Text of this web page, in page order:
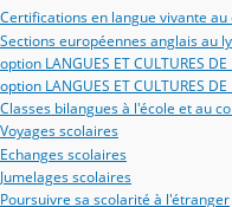
Certifications en langue vivante au
Sections européennes anglais au
option LANGUES ET CULTURES
option LANGUES ET CULTURES
Classes bilangues à l'école et au
Voyages scolaires
Echanges scolaires
Jumelages scolaires
Poursuivre sa scolarité à l'étranger